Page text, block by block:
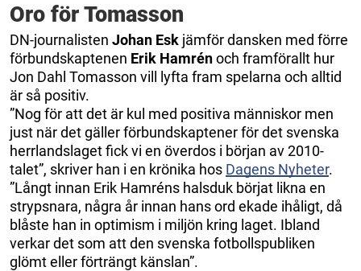
Oro för Tomasson
DN-journalisten Johan Esk jämför dansken med förre
förbundskaptenen Erik Hamrénoch framförallt hur
Jon Dahl Tomasson vill lyfta fram spelarna och alltid
är så positiv.
”Nog för att det är kul med positiva människor men
just när det gäller förbundskaptener för det svenska
herrlandslaget fick vi en överdos i början av 2010-
talet”, skriver han i en krönika hos Dagens Nyheter.
”Långt innan Erik Hamréns halsduk börjat likna en
strypsnara, några år innan hans ord ekade ihåligt, då
blåste han in optimism i miljön kring laget. Ibland
verkar det som att den svenska fotbollspubliken
glömt eller förträngt känslan”.